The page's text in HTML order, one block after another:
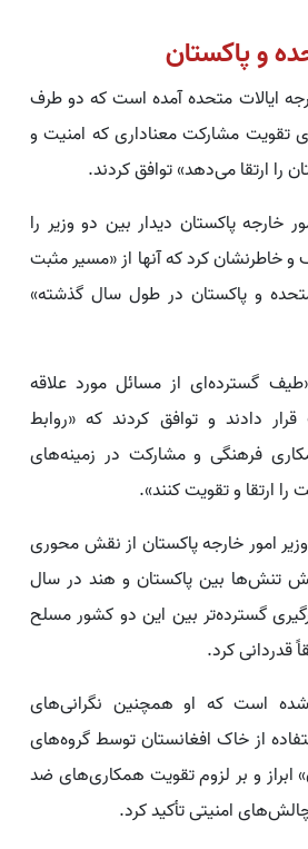
و پاکستان
ایالات متحده آمده است که دو طرف
تقویت مشارکت معناداری که امنیت و
را ارتقا می‌دهد» توافق کردند.
خارجه پاکستان دیدار بین دو وزیر را
خاطرنشان کرد که آنها از «مسیر مثبت
متحده و پاکستان در طول سال گذشته»
گسترده‌ای از مسائل مورد علاقه
دادند و توافق کردند که «روابط
فرهنگی و مشارکت در زمینه‌های
را ارتقا و تقویت کنند».
امور خارجه پاکستان از نقش محوری
تنش‌ها بین پاکستان و هند در سال
گسترده‌تر بین این دو کشور مسلح
قدردانی کرد.
شده است که او همچنین نگرانی‌های
از خاک افغانستان توسط گروه‌های
ابراز و بر لزوم تقویت همکاری‌های ضد
امنیتی تأکید کرد.